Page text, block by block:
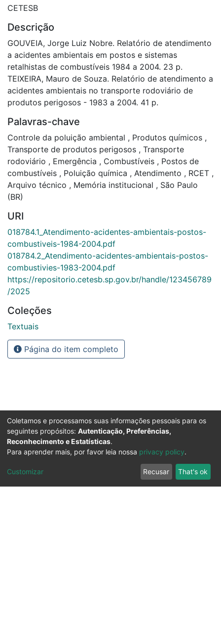
CETESB
Descrição
GOUVEIA, Jorge Luiz Nobre. Relatório de atendimento
a acidentes ambientais em postos e sistemas
retalhistas de combustíveis 1984 a 2004. 23 p.
TEIXEIRA, Mauro de Souza. Relatório de atendimento a
acidentes ambientais no transporte rodoviário de
produtos perigosos - 1983 a 2004. 41 p.
Palavras-chave
Controle da poluição ambiental , Produtos químicos ,
Transporte de produtos perigosos , Transporte
rodoviário , Emergência , Combustíveis , Postos de
combustíveis , Poluição química , Atendimento , RCET ,
Arquivo técnico , Memória institucional , São Paulo
(BR)
URI
018784.1_Atendimento-acidentes-ambientais-postos-
combustiveis-1984-2004.pdf
018784.2_Atendimento-acidentes-ambientais-postos-
combustivies-1983-2004.pdf
https://repositorio.cetesb.sp.gov.br/handle/123456789
/2025
Coleções
Textuais
Página do item completo
Coletamos e processamos suas informações pessoais para os
seguintes propósitos: Autenticação, Preferências,
Reconhecimento e Estatísticas.
Para aprender mais, por favor leia nossa privacy policy.
Customizar Recusar That's ok